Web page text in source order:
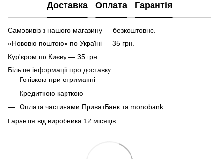
Доставка Оплата Гарантія
Самовивіз з нашого магазину — безкоштовно.
«Нововю поштою» по Україні — 35 грн.
Кур'єром по Києву — 35 грн.
Більше інформації про доставку
Готівкою при отриманні
Кредитною карткою
Оплата частинами ПриватБанк та monobank
Гарантія від виробника 12 місяців.